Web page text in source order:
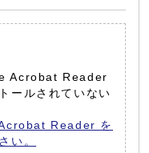
Acrobat Reader
ールされていない
Reader を
い。